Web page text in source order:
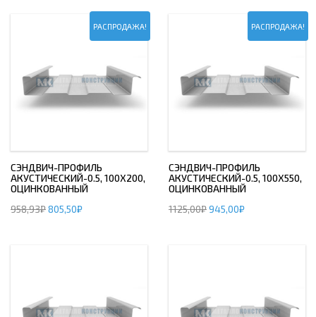
РАСПРОДАЖА!
СЭНДВИЧ-ПРОФИЛЬ
АКУСТИЧЕСКИЙ-0.5, 100Х200,
ОЦИНКОВАННЫЙ
958,93₽805,50₽
РАСПРОДАЖА!
СЭНДВИЧ-ПРОФИЛЬ
АКУСТИЧЕСКИЙ-0.5, 100Х550,
ОЦИНКОВАННЫЙ
1125,00₽945,00₽